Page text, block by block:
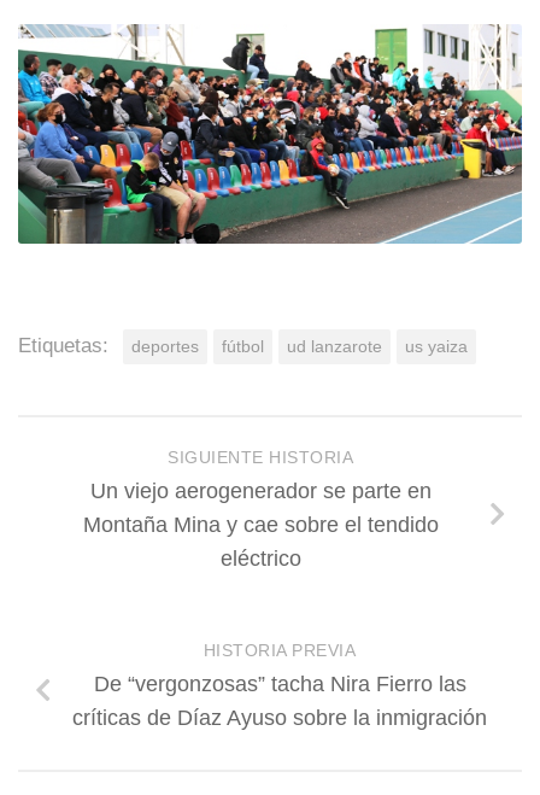
Etiquetas: deportes fútbol ud lanzarote us yaiza
SIGUIENTE HISTORIA
Un viejo aerogenerador se parte en
Montaña Mina y cae sobre el tendido
eléctrico
HISTORIA PREVIA
De “vergonzosas” tacha Nira Fierro las
críticas de Díaz Ayuso sobre la inmigración